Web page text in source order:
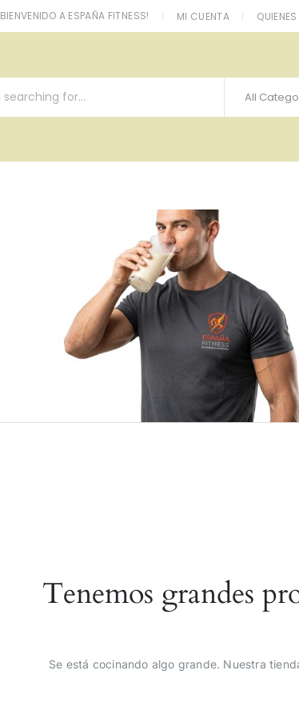
BIENVENIDO A ESPAÑA FITNESS! MI CUENTA
All
Tenemos grandes
Se está cocinando algo grande. Nuestra